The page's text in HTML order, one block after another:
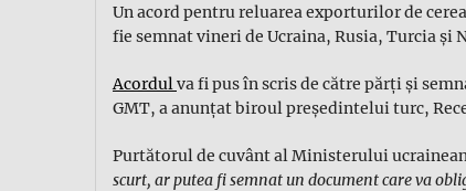
Un acord pentru reluarea exporturilor de
fie semnat vineri de Ucraina, Rusia, Turcia și
Acordul va fi pus în scris de către părți și
GMT, a anunțat biroul președintelui turc,
Purtătorul de cuvânt al Ministerului
scurt, ar putea fi semnat un document care va